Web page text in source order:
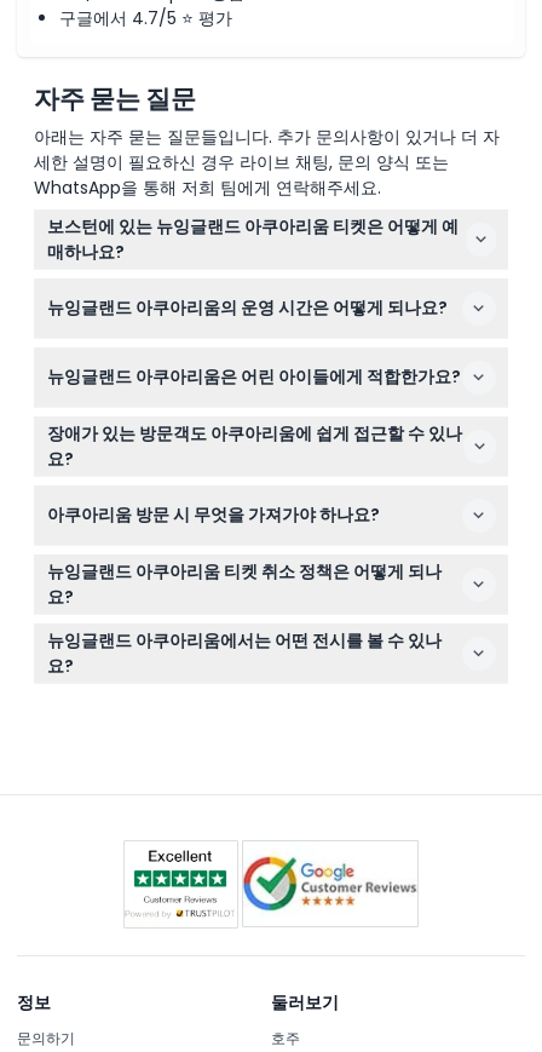
구글에서 4.7/5 ⭐ 평가
자주 묻는 질문
아래는 자주 묻는 질문들입니다. 추가 문의사항이 있거나 더 자
세한 설명이 필요하신 경우 라이브 채팅, 문의 양식 또는
WhatsApp을 통해 저희 팀에게 연락해주세요.
보스턴에 있는 뉴잉글랜드 아쿠아리움 티켓은 어떻게 예
매하나요?
잡한 시기에 입장을 보장할 수 있습니다. 사전 예매를 권장
뉴잉글랜드 아쿠아리움의 운영 시간은 어떻게 되나요?
시까지, 주말에는 오전 9시부터 오후 6시까지 운영됩니다
뉴잉글랜드 아쿠아리움은 어린 아이들에게 적합한가요?
물론입니다! 0-11세 어린이는 반드시 유료 성인과 동반해야
하며, 12세 이상은 성인 요금이 적용됩니다. 0-2세 유아는
무료 입장하지만 성인과 함께 티켓을 예약해야 합니다.
장애가 있는 방문객도 아쿠아리움에 쉽게 접근할 수 있나
요?
베이터와 경사로가 설치되어 있습니다. 휠체어나 시각 장애
아쿠아리움 방문 시 무엇을 가져가야 하나요?
편안한 신발과 미리 예약한 티켓을 휴대폰에 저장하거나 인
쇄해 오세요. 반려동물은 허용되지 않으며, 유효한 신분증
을 가진 서비스 동물만 입장할 수 있습니다.
뉴잉글랜드 아쿠아리움 티켓 취소 정책은 어떻게 되나
요?
방문 최소 48시간 전에 취소하면 환불을 받을 수 있지만,
이체 수수료가 적용될 수 있습니다.
뉴잉글랜드 아쿠아리움에서는 어떤 전시를 볼 수 있나
요?
정보
문의하기
둘러보기
호주